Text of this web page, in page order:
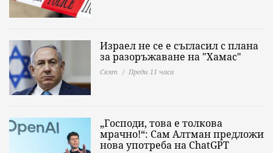
Израел не се е съгласил с плана
за разоръжаване на "Хамас"
Свят Преди 11 часа
„Господи, това е толкова
мрачно!“: Сам Алтман предложи
нова употреба на ChatGPT